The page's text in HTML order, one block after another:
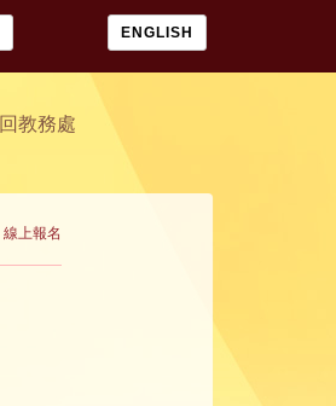
ENGLISH
回教務處
線上報名